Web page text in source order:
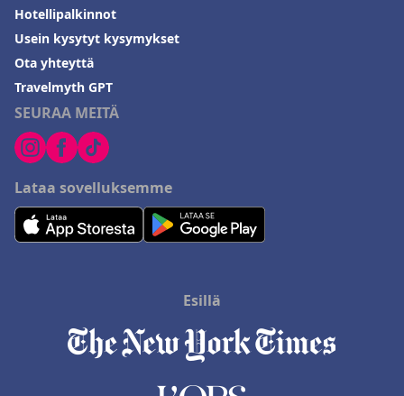
SEURAA MEITÄ
Lataa sovelluksemme
Hotellipalkinnot
Usein kysytyt kysymykset
Ota yhteyttä
Travelmyth GPT
Esillä